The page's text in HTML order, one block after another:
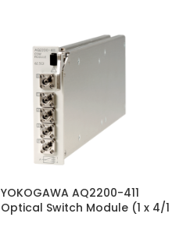
YOKOGAWA AQ2200-411
Optical Switch Module (1 x 4/1